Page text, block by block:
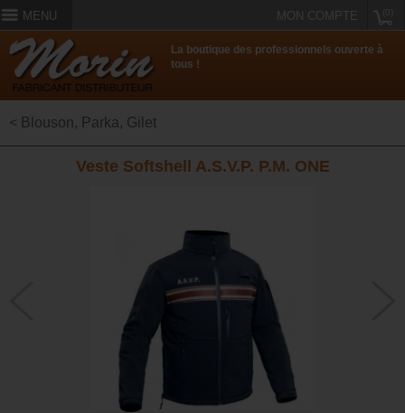
MENU MON COMPTE
La boutique des professionnels ouverte à
tous !
< Blouson, Parka, Gilet
Veste Softshell A.S.V.P. P.M. ONE